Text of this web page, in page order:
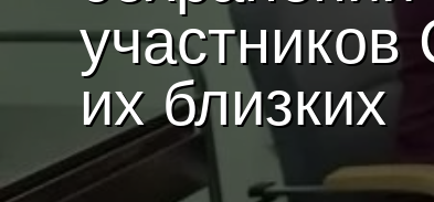
их близких